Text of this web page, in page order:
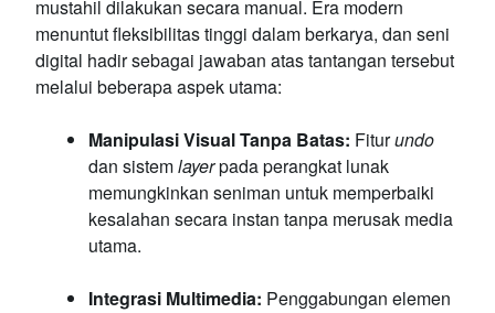
mustahil dilakukan secara manual. Era modern
menuntut fleksibilitas tinggi dalam berkarya, dan seni
digital hadir sebagai jawaban atas tantangan tersebut
melalui beberapa aspek utama:
Manipulasi Visual Tanpa Batas: Fiturundo
dan sistemlayerpada perangkat lunak
memungkinkan seniman untuk memperbaiki
kesalahan secara instan tanpa merusak media
utama.
Integrasi Multimedia: Penggabungan elemen